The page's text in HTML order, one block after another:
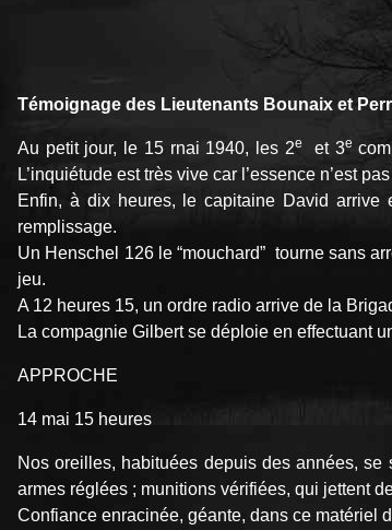
Témoignage des Lieutenants Bounaix et
Au petit jour, le 15 rnai 1940, les 2e et 3e
L’inquiétude est très vive car l’essence n’est
Enfin, à dix heures, le capitaine David arrive
remplissage.
Un Henschel 126 le “mouchard” tourne sans
jeu.
A 12 heures 15, un ordre radio arrive de la
La compagnie Gilbert se déploie en effectuant
APPROCHE
14 mai 15 heures
Nos oreilles, habituées depuis des années,
armes réglées ; munitions vérifiées, qui jettent
Confiance enracinée, géante, dans ce matériel